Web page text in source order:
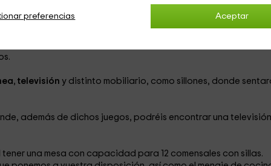
Aceptar
preferencias
en las 2 camas individuales que disponen cada una.
, televisión y distinto mobiliario, como sillones, donde
además de dichos juegos, podréis encontrar una
una mesa con capacidad para 12 comensales con sillas.